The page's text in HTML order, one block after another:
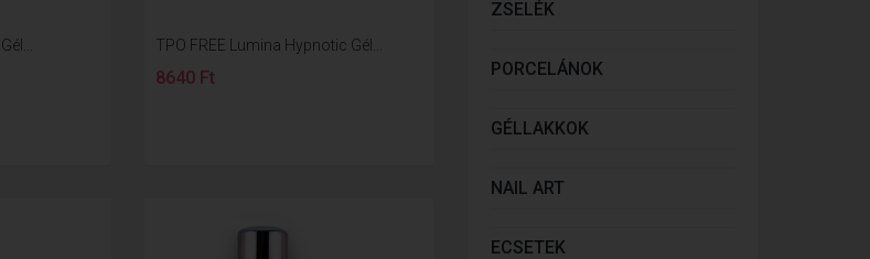
TPO FREE Lumina Hypnotic Gél...
8640 Ft
ZSELÉK
PORCELÁNOK
GÉLLAKKOK
NAIL ART
ECSETEK